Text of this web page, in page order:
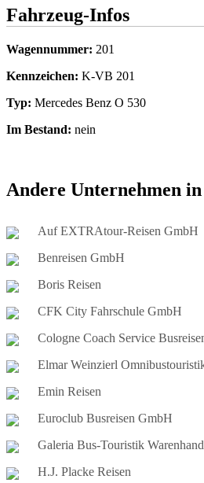
Fahrzeug-Infos
Wagennummer: 201
Kennzeichen: K-VB 201
Typ: Mercedes Benz O 530
Im Bestand: nein
Andere Unternehmen
Auf EXTRAtour-Reisen GmbH
Benreisen GmbH
Boris Reisen
CFK City Fahrschule GmbH
Cologne Coach Service
Elmar Weinzierl
Emin Reisen
Euroclub Busreisen GmbH
Galeria Bus-Touristik
H.J. Placke Reisen